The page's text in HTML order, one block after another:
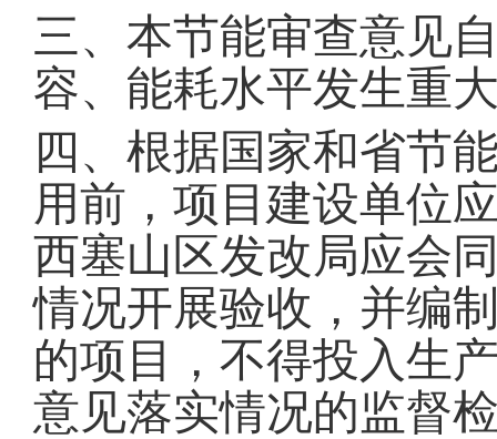
三、本节能审查意见
容、能耗水平发生重
四、根据国家和省节
用前，项目建设单位
西塞山区发改局应会
情况开展验收，并编
的项目，不得投入生
意见落实情况的监督